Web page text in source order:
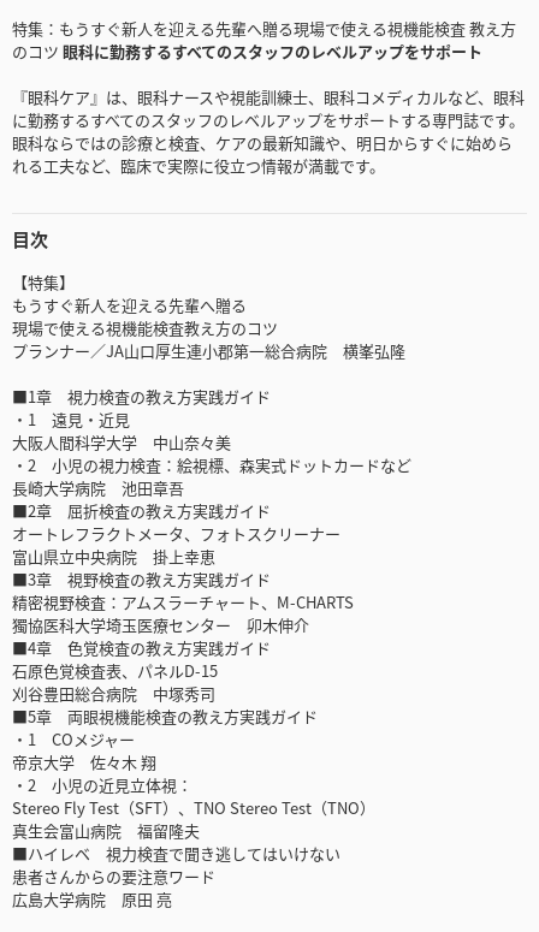
特集：もうすぐ新人を迎える先輩へ贈る現場で使える視機能検査 教え方
のコツ 眼科に勤務するすべてのスタッフのレベルアップをサポート
『眼科ケア』は、眼科ナースや視能訓練士、眼科コメディカルなど、眼科
に勤務するすべてのスタッフのレベルアップをサポートする専門誌です。
眼科ならではの診療と検査、ケアの最新知識や、明日からすぐに始めら
れる工夫など、臨床で実際に役立つ情報が満載です。
目次
【特集】
もうすぐ新人を迎える先輩へ贈る
現場で使える視機能検査教え方のコツ
プランナー／JA山口厚生連小郡第一総合病院 横峯弘隆
■1章 視力検査の教え方実践ガイド
・1 遠見・近見
大阪人間科学大学 中山奈々美
・2 小児の視力検査：絵視標、森実式ドットカードなど
長崎大学病院 池田章吾
■2章 屈折検査の教え方実践ガイド
オートレフラクトメータ、フォトスクリーナー
富山県立中央病院 掛上幸恵
■3章 視野検査の教え方実践ガイド
精密視野検査：アムスラーチャート、M-CHARTS
獨協医科大学埼玉医療センター 卯木伸介
■4章 色覚検査の教え方実践ガイド
石原色覚検査表、パネルD-15
刈谷豊田総合病院 中塚秀司
■5章 両眼視機能検査の教え方実践ガイド
・1 COメジャー
帝京大学 佐々木 翔
・2 小児の近見立体視：
Stereo Fly Test（SFT）、TNO Stereo Test（TNO）
真生会富山病院 福留隆夫
■ハイレベ 視力検査で聞き逃してはいけない
患者さんからの要注意ワード
広島大学病院 原田 亮